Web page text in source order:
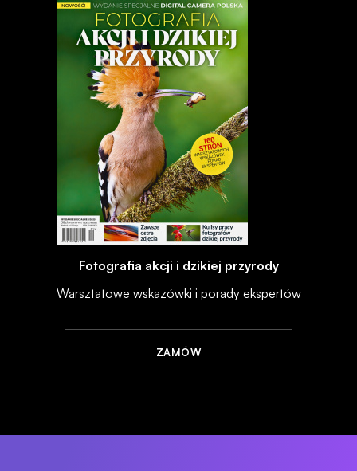
Fotografia akcji i dzikiej przyrody
Warsztatowe wskazówki i porady ekspertów
ZAMÓW